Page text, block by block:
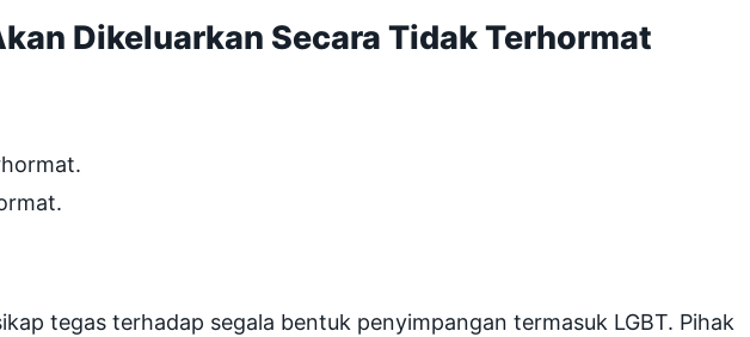
Dikeluarkan Secara Tidak Terhormat
tegas terhadap segala bentuk penyimpangan termasuk LGBT. Pihak